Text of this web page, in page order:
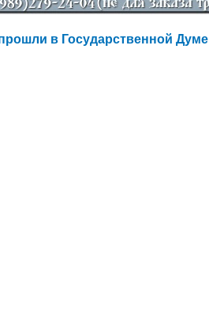
в Государственной Думе